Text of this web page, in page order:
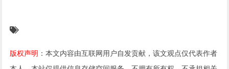
版权声明 ：本文内容由互联网用户自发贡献，该文观点仅代表作者